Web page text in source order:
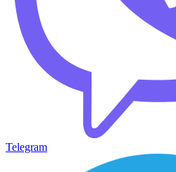
Telegram